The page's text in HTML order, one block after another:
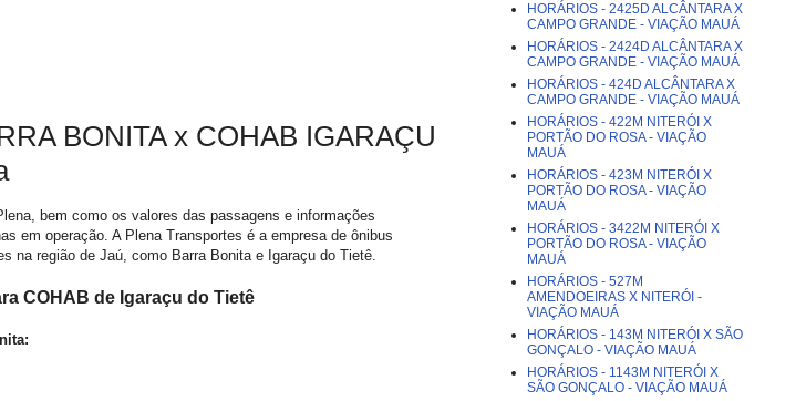
BONITA x COHAB IGARAÇU
bem como os valores das passagens e informações
em operação. A Plena Transportes é a empresa de ônibus
na região de Jaú, como Barra Bonita e Igaraçu do Tietê.
COHAB de Igaraçu do Tietê
HORÁRIOS - 2425D ALCÂNTARA X
CAMPO GRANDE - VIAÇÃO MAUÁ
HORÁRIOS - 2424D ALCÂNTARA X
CAMPO GRANDE - VIAÇÃO MAUÁ
HORÁRIOS - 424D ALCÂNTARA X
CAMPO GRANDE - VIAÇÃO MAUÁ
HORÁRIOS - 422M NITERÓI X
PORTÃO DO ROSA - VIAÇÃO
MAUÁ
HORÁRIOS - 423M NITERÓI X
PORTÃO DO ROSA - VIAÇÃO
MAUÁ
HORÁRIOS - 3422M NITERÓI X
PORTÃO DO ROSA - VIAÇÃO
MAUÁ
HORÁRIOS - 527M
AMENDOEIRAS X NITERÓI -
VIAÇÃO MAUÁ
HORÁRIOS - 143M NITERÓI X SÃO
GONÇALO - VIAÇÃO MAUÁ
HORÁRIOS - 1143M NITERÓI X
SÃO GONÇALO - VIAÇÃO MAUÁ